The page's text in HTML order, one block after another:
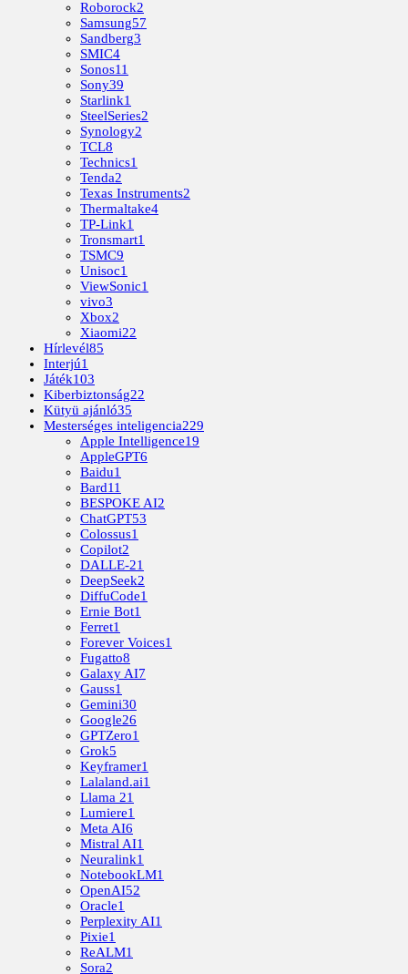
Roborock2
Samsung57
Sandberg3
SMIC4
Sonos11
Sony39
Starlink1
SteelSeries2
Synology2
TCL8
Technics1
Tenda2
Texas Instruments2
Thermaltake4
TP-Link1
Tronsmart1
TSMC9
Unisoc1
ViewSonic1
vivo3
Xbox2
Xiaomi22
Hírlevél85
Interjú1
Játék103
Kiberbiztonság22
Kütyü ajánló35
Mesterséges inteligencia229
Apple Intelligence19
AppleGPT6
Baidu1
Bard11
BESPOKE AI2
ChatGPT53
Colossus1
Copilot2
DALLE-21
DeepSeek2
DiffuCode1
Ernie Bot1
Ferret1
Forever Voices1
Fugatto8
Galaxy AI7
Gauss1
Gemini30
Google26
GPTZero1
Grok5
Keyframer1
Lalaland.ai1
Llama 21
Lumiere1
Meta AI6
Mistral AI1
Neuralink1
NotebookLM1
OpenAI52
Oracle1
Perplexity AI1
Pixie1
ReALM1
Sora2